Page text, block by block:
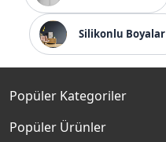
Silikonlu Boyalar
Popüler Kategoriler
İç Cephe Boyaları
Popüler Ürünler